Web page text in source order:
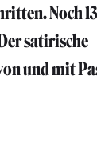
Noch
satirische
und mit